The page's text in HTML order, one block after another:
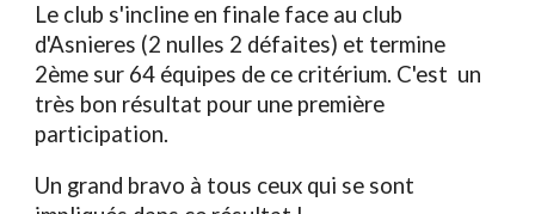
Le club s'incline en finale face au club
d'Asnieres (2 nulles 2 défaites) et termine
2ème sur 64 équipes de ce critérium. C'est un
très bon résultat pour une première
participation.
Un grand bravo à tous ceux qui se sont